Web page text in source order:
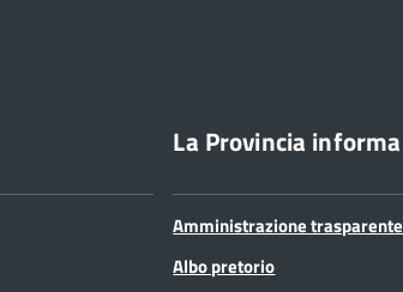
La Provincia informa
Amministrazione trasparente
Albo pretorio